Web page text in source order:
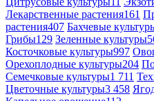
Лекарственные растения161
растения407 Бахчевые
Грибы129 Зеленные культуры
Косточковые культуры997
Орехоплодные культуры204
Семечковые культуры1 711
Цветочные культуры3 458